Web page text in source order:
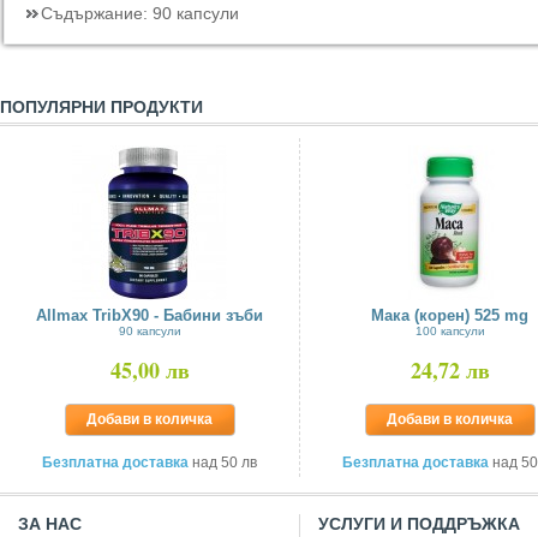
Съдържание: 90 капсули
ПОПУЛЯРНИ ПРОДУКТИ
Allmax TribX90 - Бабини зъби
90 капсули
45,00 лв
Добави в количка
Безплатна доставка над 50 лв
Мака (корен) 525 mg
100 капсули
24,72 лв
Добави в количка
Безплатна доставка над
ЗА НАС УСЛУГИ И ПОДДРЪЖКА